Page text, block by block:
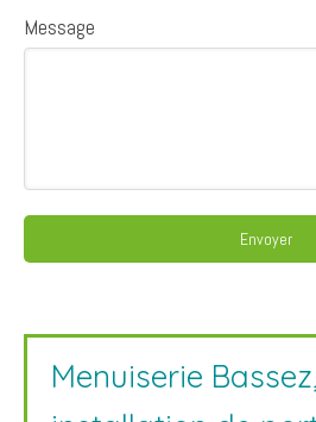
Message
Envoyer
Menuiserie